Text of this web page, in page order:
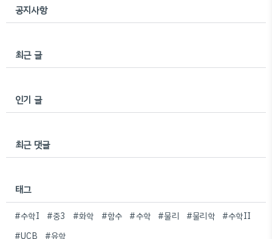
공지사항
최근 글
인기 글
최근 댓글
태그
#수학I #중3 #화학 #함수 #수학 #물리 #물리학 #수학II
#UCB
#유학